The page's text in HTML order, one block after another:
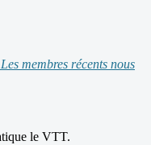
membres récents nous
le VTT.